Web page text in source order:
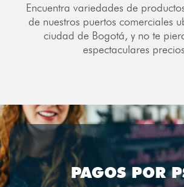
Encuentra variedades de
de nuestros puertos comerciales
ciudad de Bogotá, y no te
espectaculares
PAGOS POR